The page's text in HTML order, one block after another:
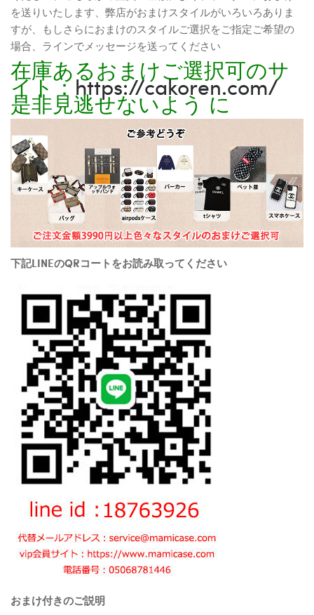
を送りいたします、弊店がおまけスタイルがいろいろありま
すが、もしさらにおまけのスタイルご選択をご指定ご希望の
場合、ラインでメッセージを送ってください
在庫あるおまけご選択可のサ
イト：https://cakoren.com/
是非見逃せないよう に
下記LINEのQRコートをお読み取ってください
おまけ付きのご説明